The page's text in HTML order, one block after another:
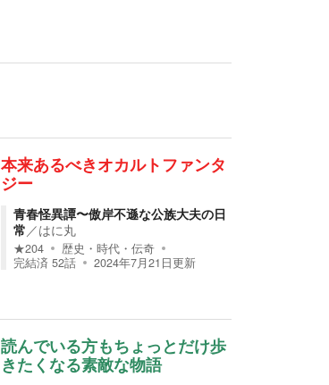
本来あるべきオカルトファンタ
ジー
青春怪異譚〜傲岸不遜な公族大夫の日
常／はに丸
★204
歴史・時代・伝奇
完結済 52話 2024年7月21日更新
読んでいる方もちょっとだけ歩
きたくなる素敵な物語